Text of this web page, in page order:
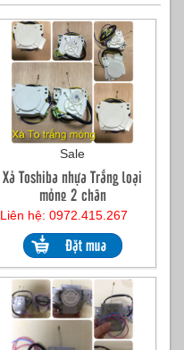
Sale
Xả Toshiba nhựa Trắng loại
mỏng 2 chân
Liên hệ: 0972.415.267